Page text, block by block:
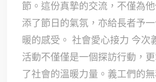
節。這份真摯的交流，不僅為
添了節日的氣氛，亦給長者予
暖的感受。 社會愛心接力 今次
活動不僅僅是一個探訪行動，
了社會的溫暖力量。義工們的